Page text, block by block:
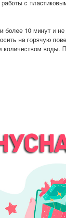
с
более 10 минут и
на горячую
воды.